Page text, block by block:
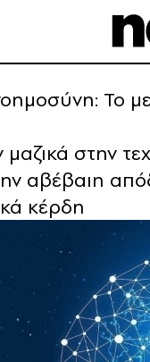
νοημοσύνη:
μαζικά στην
αβέβαιη
κέρδη